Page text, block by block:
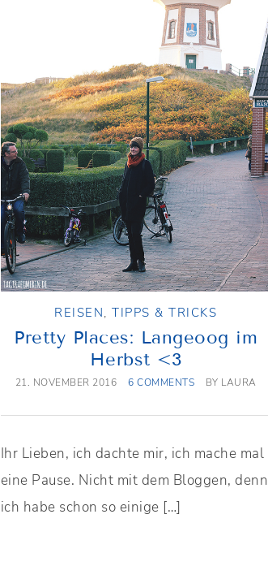
REISEN,TIPPS & TRICKS
Pretty Places: Langeoog im
Herbst <3
21. NOVEMBER 2016 6 COMMENTS BY LAURA
Ihr Lieben, ich dachte mir, ich mache mal
eine Pause. Nicht mit dem Bloggen, denn
ich habe schon so einige […]